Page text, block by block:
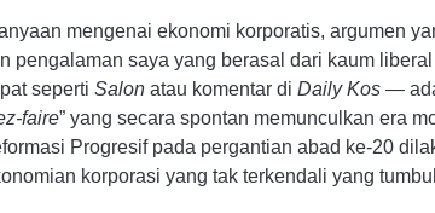
mengenai ekonomi korporatis, argumen
pengalaman saya yang berasal dari kaum
seperti Salon atau komentar di Daily Kos —
faire” yang secara spontan memunculkan era
Progresif pada pergantian abad ke-20
korporasi yang tak terkendali yang